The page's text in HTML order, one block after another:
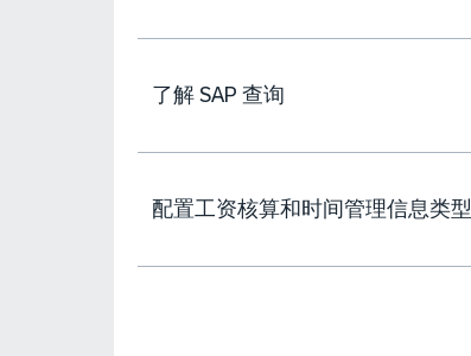
了解 SAP 查询
配置工资核算和时间管理信息类型